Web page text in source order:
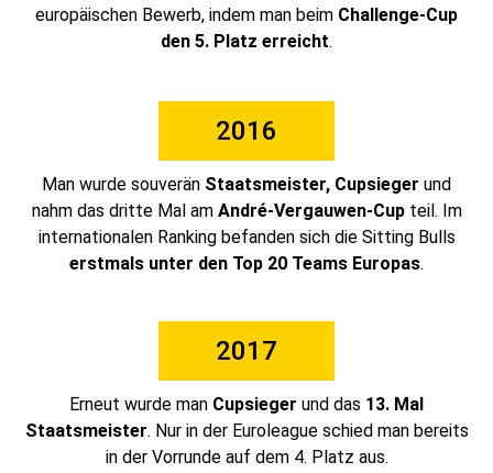
europäischen Bewerb, indem man beim Challenge-Cup
den 5. Platz erreicht.
2016
Man wurde souverän Staatsmeister, Cupsieger und
nahm das dritte Mal am André-Vergauwen-Cupteil. Im
internationalen Ranking befanden sich die Sitting Bulls
erstmals unter den Top 20 Teams Europas.
2017
Erneut wurde man Cupsieger und das 13. Mal
Staatsmeister. Nur in der Euroleague schied man bereits
in der Vorrunde auf dem 4. Platz aus.